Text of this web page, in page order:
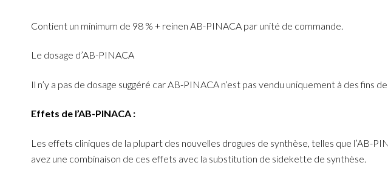
Contient un minimum de 98 % + reinen AB-PINACA par unité de commande.
Le dosage d’AB-PINACA
Il n’y a pas de dosage suggéré car AB-PINACA n’est pas vendu uniquement à des
Effets de l’AB-PINACA :
Les effets cliniques de la plupart des nouvelles drogues de synthèse, telles que l’AB-
avez une combinaison de ces effets avec la substitution de sidekette de synthèse.